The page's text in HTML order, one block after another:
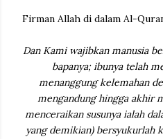
Firman Allah di dalam Al-
Dan Kami wajibkan manusia
bapanya; ibunya telah
menanggung kelemahan
mengandung hingga akhir
menceraikan susunya ialah
yang demikian) bersyukurlah